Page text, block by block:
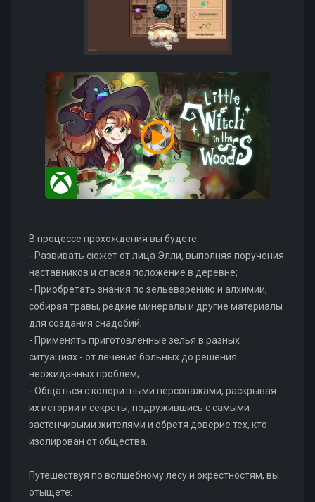
В процессе прохождения вы будете:
- Развивать сюжет от лица Элли, выполняя поручения
наставников и спасая положение в деревне;
- Приобретать знания по зельеварению и алхимии,
собирая травы, редкие минералы и другие материалы
для создания снадобий;
- Применять приготовленные зелья в разных
ситуациях - от лечения больных до решения
неожиданных проблем;
- Общаться с колоритными персонажами, раскрывая
их истории и секреты, подружившись с самыми
застенчивыми жителями и обретя доверие тех, кто
изолирован от общества.
Путешествуя по волшебному лесу и окрестностям, вы
отыщете: